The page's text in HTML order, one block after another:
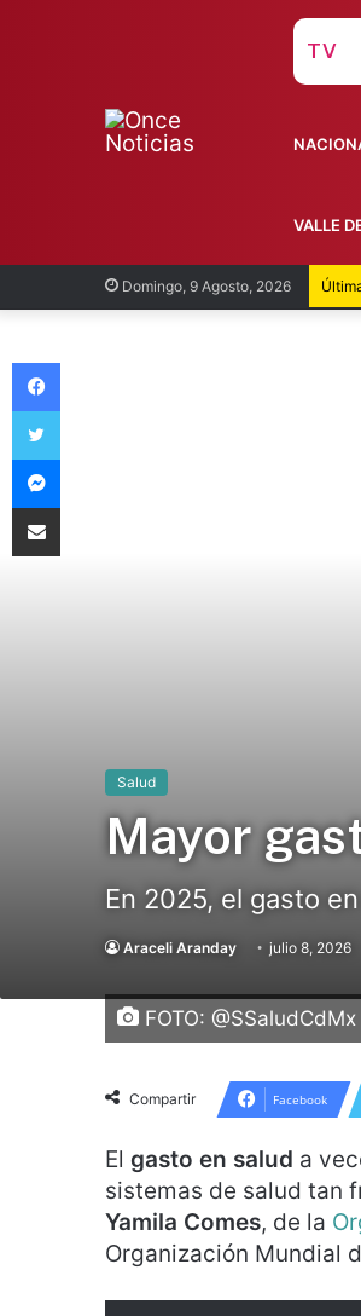
Domingo, 9 Agosto, 2026
TV
VALLE
Salud
Mayor
En 2025, el gasto
Araceli Aranday julio 8, 2026
FOTO: @SSaludCdMx
Compartir Facebook
El gasto en salud a
sistemas de salud tan
Yamila Comes, de la
Organización Mundial
Facebook
Twitter
Messenger
Compartir vía Email